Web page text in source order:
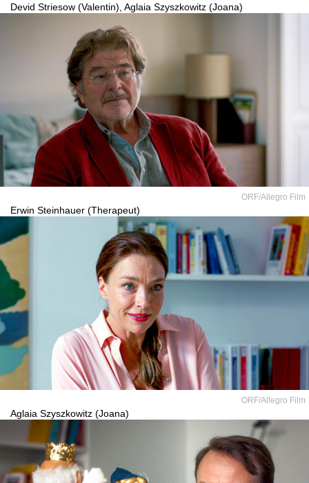
Devid Striesow (Valentin), Aglaia Szyszkowitz (Joana)
ORF/Allegro Film
Erwin Steinhauer (Therapeut)
ORF/Allegro Film
Aglaia Szyszkowitz (Joana)